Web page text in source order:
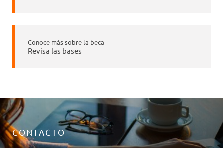
Conoce más sobre la beca
Revisa las bases
CONTACTO